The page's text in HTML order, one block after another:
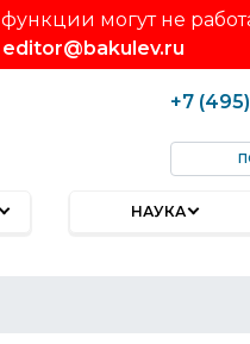
могут не
editor@bakulev.ru
+7
НАУКА